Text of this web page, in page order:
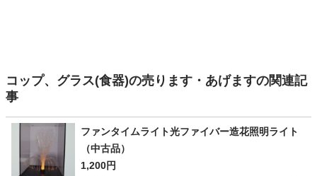
コップ、グラス(食器)の売ります・あげますの関連記
事
ファンタイムライト光ファイバー造花照明ライト
（中古品）
1,200円